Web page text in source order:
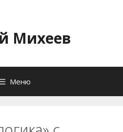
Михеев
Меню